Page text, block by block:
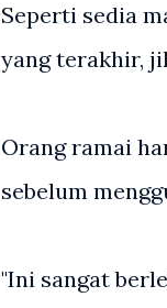
Seperti sedia
yang terakhir,
Orang ramai
sebelum
"Ini sangat